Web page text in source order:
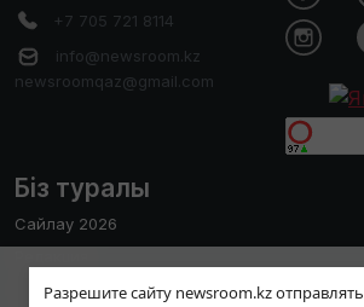
Разрешите сайту newsroom.kz отправлять
Пайдаланушы тәжірибесін жақсарту
+7 705 721 8114
info@newsroom.kz
newsroomqaz@gmail.com
Біз туралы
Сайлау 2026
Сайтты қолдану ережесі